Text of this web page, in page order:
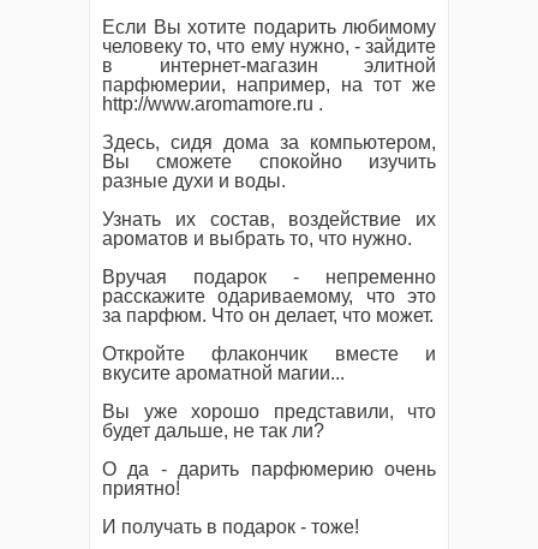
Если Вы хотите подарить любимому
человеку то, что ему нужно, - зайдите
в интернет-магазин элитной
парфюмерии, например, на тот же
http://www.aromamore.ru .
Здесь, сидя дома за компьютером,
Вы сможете спокойно изучить
разные духи и воды.
Узнать их состав, воздействие их
ароматов и выбрать то, что нужно.
Вручая подарок - непременно
расскажите одариваемому, что это
за парфюм. Что он делает, что может.
Откройте флакончик вместе и
вкусите ароматной магии...
Вы уже хорошо представили, что
будет дальше, не так ли?
О да - дарить парфюмерию очень
приятно!
И получать в подарок - тоже!